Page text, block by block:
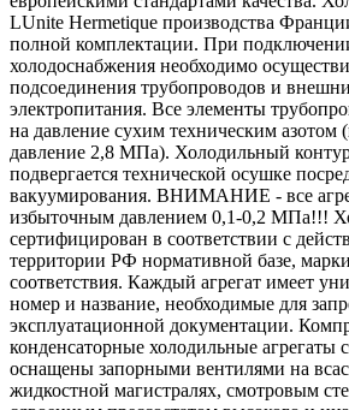
LUnite Hermetique производства
полной комплектации. При
холодоснабжения необходимо
подсоединения трубопроводов и
электропитания. Все элементы
на давление сухим техническим азотом
давление 2,8 МПа). Холодильный контур
подвергается технической осушке
вакуумирования. ВНИМАНИЕ - все
избыточным давлением 0,1-0,2 МПа!!!
сертифицирован в соответствии с
территории РФ нормативной базе,
соответствия. Каждый агрегат имеет
номер и название, необходимые для
эксплуатационной документации.
конденсаторные холодильные агрегаты
оснащены запорными вентилями на
жидкостной магистралях, смотровым